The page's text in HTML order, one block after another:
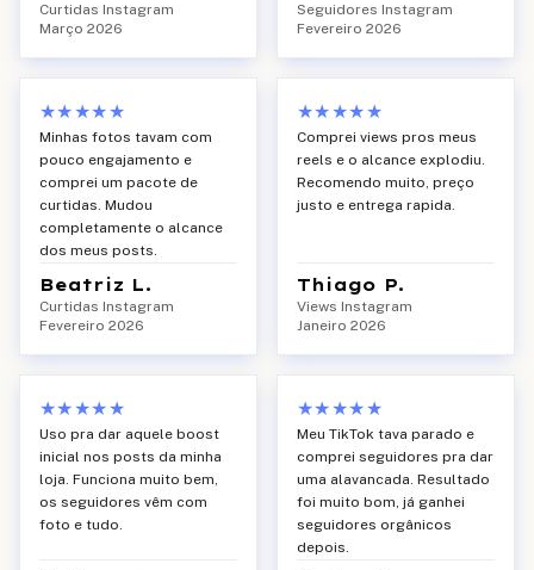
Curtidas Instagram
Março 2026
Seguidores Instagram
Fevereiro 2026
★★★★★
Minhas fotos tavam com
pouco engajamento e
comprei um pacote de
curtidas. Mudou
completamente o alcance
dos meus posts.
Beatriz L.
Curtidas Instagram
Fevereiro 2026
★★★★★
Comprei views pros meus
reels e o alcance explodiu.
Recomendo muito, preço
justo e entrega rapida.
Thiago P.
Views Instagram
Janeiro 2026
★★★★★
Uso pra dar aquele boost
inicial nos posts da minha
loja. Funciona muito bem,
os seguidores vêm com
foto e tudo.
★★★★★
Meu TikTok tava parado e
comprei seguidores pra dar
uma alavancada. Resultado
foi muito bom, já ganhei
seguidores orgânicos
depois.